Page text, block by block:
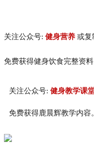
关注公众号: 健身营养 或复
免费获得健身饮食完整资料
关注公众号: 健身教学课
免费获得鹿晨辉教学内容。